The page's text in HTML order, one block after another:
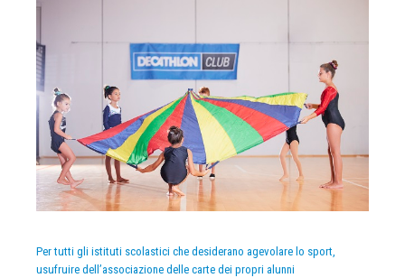
Per tutti gli istituti scolastici che desiderano agevolare lo sport,
usufruire dell’associazione delle carte dei propri alunni